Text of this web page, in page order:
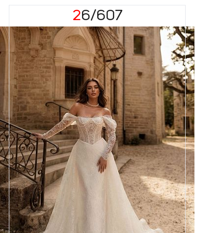
26/607
Размеры
42, 44, 46, 48, 50, 52, 54, 56,
Цвет
Силуэт
Кружево